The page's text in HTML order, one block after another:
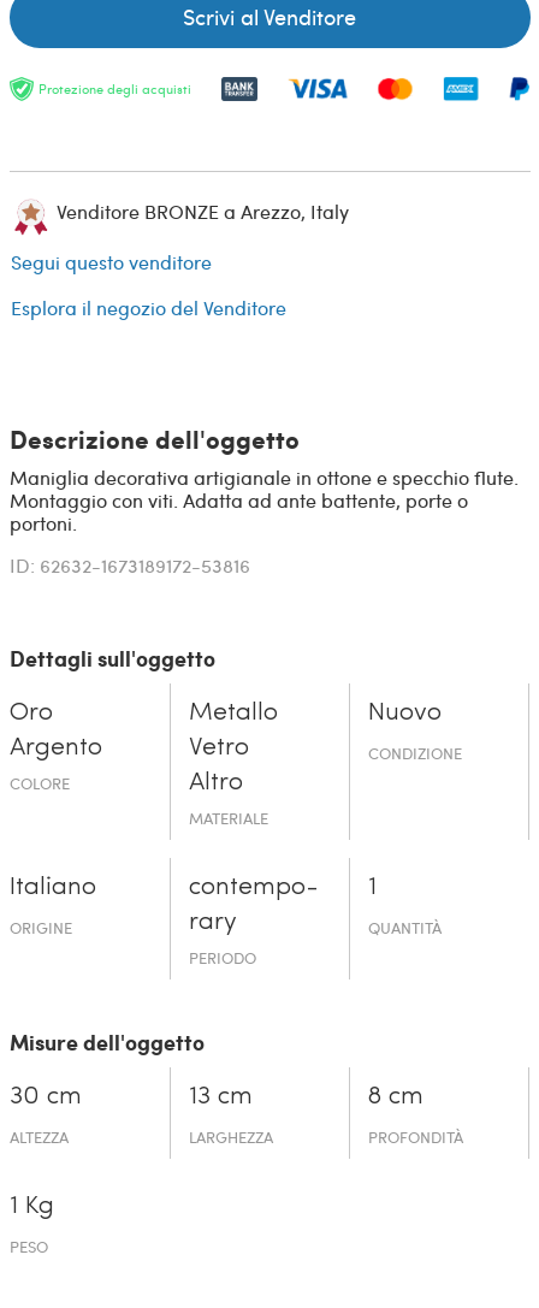
Scrivi al Venditore
Protezione degli acquisti
Venditore BRONZE a Arezzo, Italy
Segui questo venditore
Esplora il negozio del Venditore
Descrizione dell'oggetto
Maniglia decorativa artigianale in ottone e specchio flute.
Montaggio con viti. Adatta ad ante battente, porte o
portoni.
ID: 62632-1673189172-53816
Dettagli sull'oggetto
Oro
Argento
COLORE
Metallo
Vetro
Altro
MATERIALE
Nuovo
CONDIZIONE
Italiano
ORIGINE
contempo­
rary
PERIODO
1
QUANTITÀ
Misure dell'oggetto
30 cm
ALTEZZA
13 cm
LARGHEZZA
8 cm
PROFONDITÀ
1 Kg
PESO